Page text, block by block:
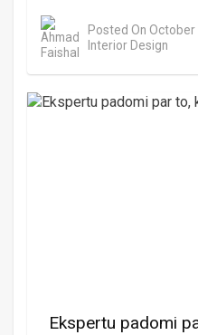
Posted On October
Interior Design
Ekspertu padomi